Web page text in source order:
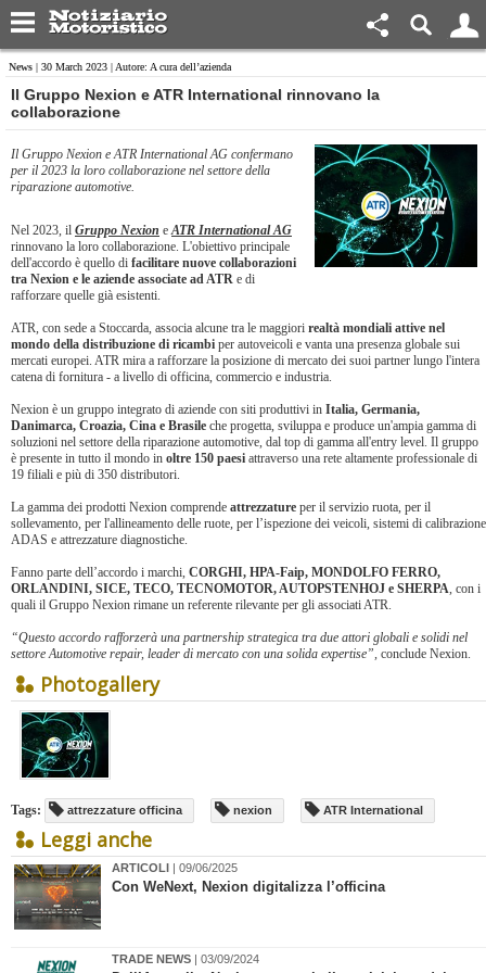
News | 30 March 2023 | Autore: A cura dell’azienda
Il Gruppo Nexion e ATR International rinnovano la
collaborazione
Il Gruppo Nexion e ATR International AG confermano
per il 2023 la loro collaborazione nel settore della
riparazione automotive.
Nel 2023, il Gruppo Nexion eATR International AG
rinnovano la loro collaborazione. L'obiettivo principale
dell'accordo è quello di facilitare nuove collaborazioni
tra Nexion e le aziende associate ad ATR e di
rafforzare quelle già esistenti.
ATR, con sede a Stoccarda, associa alcune tra le maggiori realtà mondiali attive nel
mondo della distribuzione di ricambi per autoveicoli e vanta una presenza globale sui
mercati europei. ATR mira a rafforzare la posizione di mercato dei suoi partner lungo l'intera
catena di fornitura - a livello di officina, commercio e industria.
Nexion è un gruppo integrato di aziende con siti produttivi in Italia, Germania,
Danimarca, Croazia, Cina e Brasile che progetta, sviluppa e produce un'ampia gamma di
soluzioni nel settore della riparazione automotive, dal top di gamma all'entry level. Il gruppo
è presente in tutto il mondo in oltre 150 paesi attraverso una rete altamente professionale di
19 filiali e più di 350 distributori.
La gamma dei prodotti Nexion comprende attrezzature per il servizio ruota, per il
sollevamento, per l'allineamento delle ruote, per l’ispezione dei veicoli, sistemi di calibrazione
ADAS e attrezzature diagnostiche.
Fanno parte dell’accordo i marchi, CORGHI, HPA-Faip, MONDOLFO FERRO,
ORLANDINI, SICE, TECO, TECNOMOTOR, AUTOPSTENHOJ e SHERPA, con i
quali il Gruppo Nexion rimane un referente rilevante per gli associati ATR.
“Questo accordo rafforzerà una partnership strategica tra due attori globali e solidi nel
settore Automotive repair, leader di mercato con una solida expertise”, conclude Nexion.
Photogallery
Tags: attrezzature officina nexion ATR International
Leggi anche
ARTICOLI | 09/06/2025
​Con WeNext, Nexion digitalizza l’officina
TRADE NEWS | 03/09/2024